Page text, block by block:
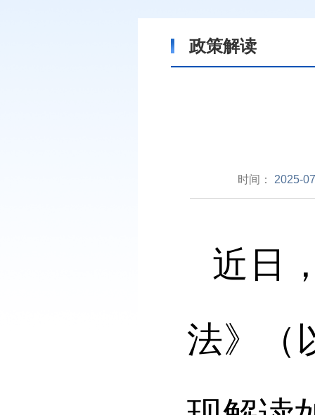
政策解读
时间： 2025-
近日
法》（